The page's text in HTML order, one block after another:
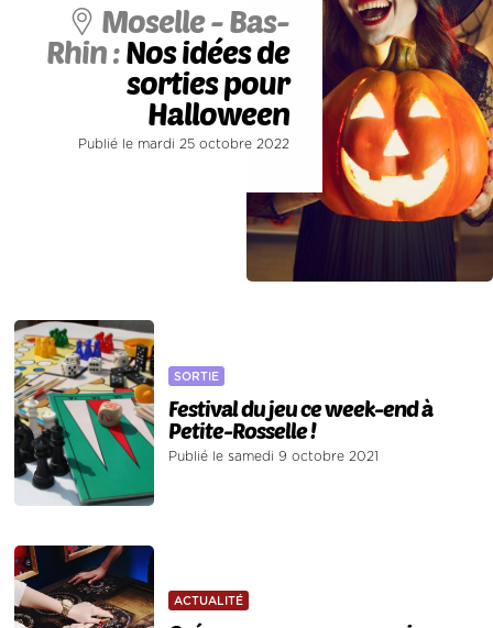
Moselle - Bas-
Rhin :Nos idées de
sorties pour
Halloween
Publié le mardi 25 octobre 2022
SORTIE
Festival du jeu ce week-end à
Petite-Rosselle !
Publié le samedi 9 octobre 2021
ACTUALITÉ